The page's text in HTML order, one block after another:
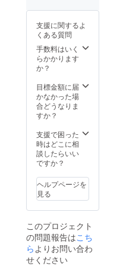
送り致
しま
す。
上のワ
まとめ
た納得
のセッ
トで
す。お
共にお
送り致
しま
す。
支援に関するよ
くある質問
手数料はいく
らかかります
か？
目標金額に届
かなかった場
合どうなりま
すか？
支援で困った
時はどこに相
談したらいい
ですか？
ヘルプページを
見る
このプロジェクト
の問題報告はこち
ら よりお問い合わ
せください